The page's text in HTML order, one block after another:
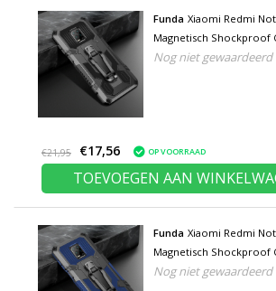
Funda Xiaomi Redmi
Magnetisch Shockproof
TPU Zwart + Kickstand
Nog niet gewaardeerd
€21,95 €17,56 OP VOORRAAD
TOEVOEGEN AAN
Funda Xiaomi Redmi
Magnetisch Shockproof
TPU Blauw + Kickstand
Nog niet gewaardeerd